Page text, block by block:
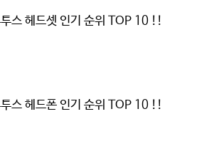
스 헤드셋 인기 순위 TOP 10 !!
스 헤드폰 인기 순위 TOP 10 !!